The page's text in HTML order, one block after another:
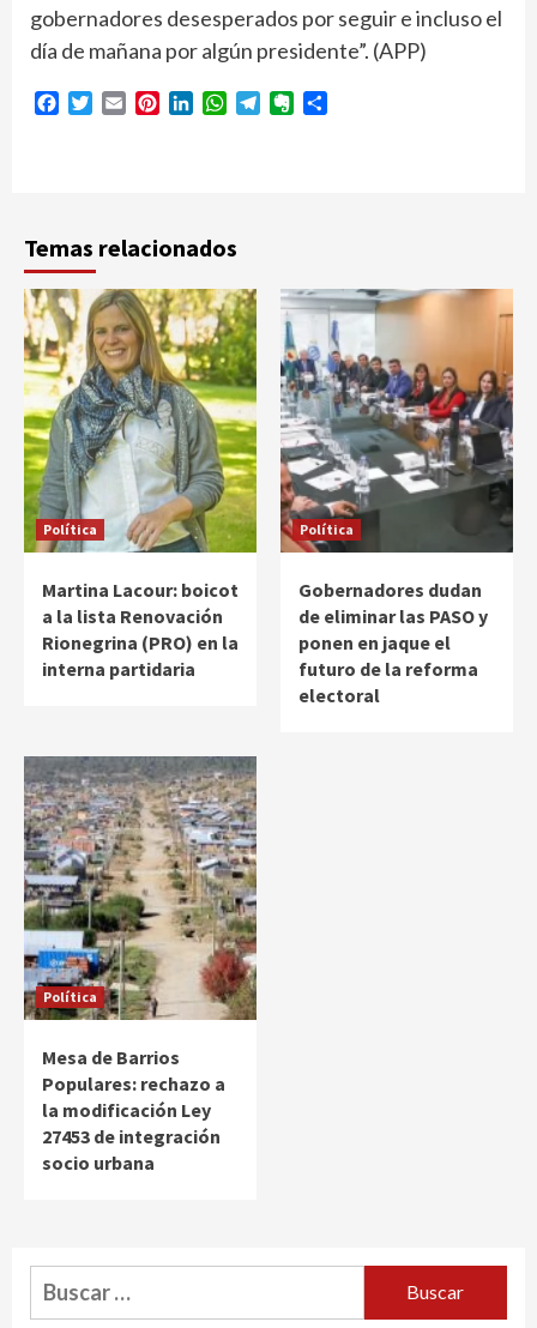
gobernadores desesperados por seguir e incluso el
día de mañana por algún presidente”. (APP)
Facebook
Twitter
Email PinterestLinkedInWhatsApp
TelegramEvernote
Temas relacionados
Política
Martina Lacour: boicot
a la lista Renovación
Rionegrina (PRO) en la
interna partidaria
Política
Gobernadores dudan
de eliminar las PASO y
ponen en jaque el
futuro de la reforma
electoral
Política
Mesa de Barrios
Populares: rechazo a
la modificación Ley
27453 de integración
socio urbana
Buscar: